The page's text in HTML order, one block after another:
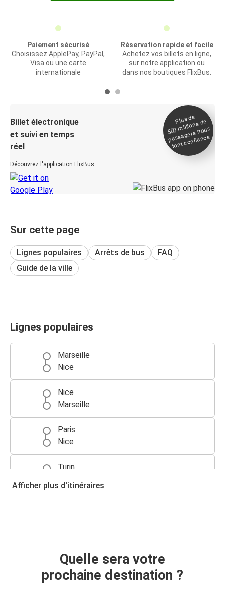
Paiement sécurisé
Choisissez ApplePay, PayPal,
Visa ou une carte
internationale
Réservation rapide et facile
Achetez vos billets en ligne,
sur notre application ou
dans nos boutiques FlixBus.
Billet électronique
et suivi en temps
réel
Découvrez l'application FlixBus
Plus de
500
millions de
passagers nous
font confiance
Sur cette page
Lignes populaires Arrêts de bus
FAQ
Guide de la ville
Lignes populaires
Marseille
Nice
Nice
Marseille
Paris
Nice
Turin
Turin
Nice
Afficher plus d'itinéraires
Quelle sera votre
prochaine destination ?